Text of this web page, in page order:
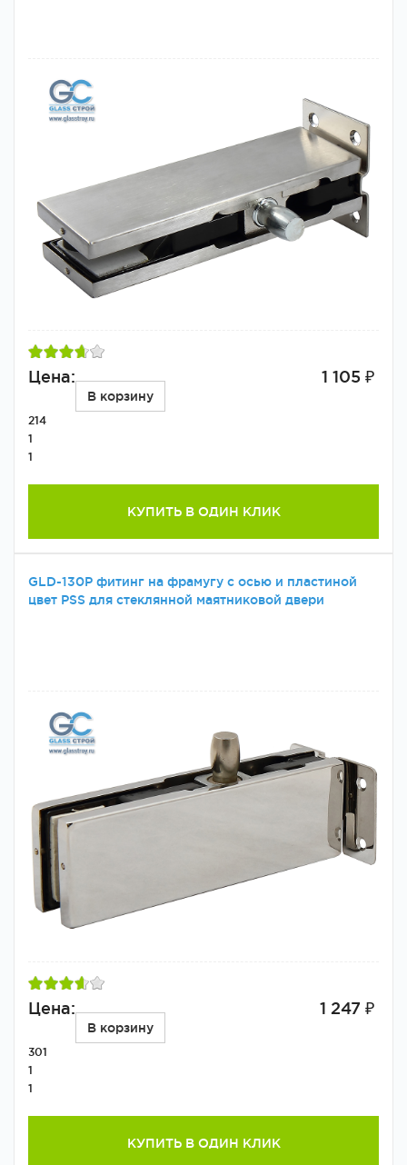
Цена: 1 105 ₽
В корзину
214
1
1
КУПИТЬ В ОДИН КЛИК
GLD-130P фитинг на фрамугу с осью и пластиной
цвет PSS для стеклянной маятниковой двери
Цена: 1 247 ₽
В корзину
301
1
1
КУПИТЬ В ОДИН КЛИК